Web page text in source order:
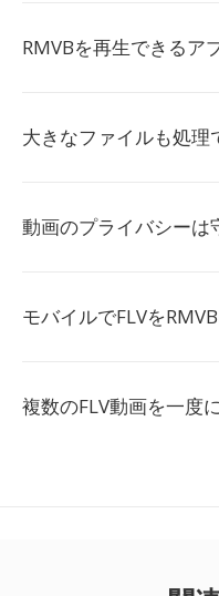
RMVBを再生できるア
大きなファイルも処理
動画のプライバシーは
モバイルでFLVを
複数のFLV動画を一度